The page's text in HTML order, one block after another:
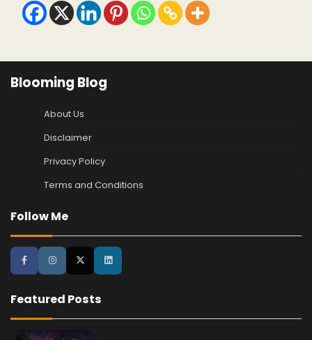
Blooming Blog
About Us
Disclaimer
Privacy Policy
Terms and Conditions
Follow Me
Featured Posts